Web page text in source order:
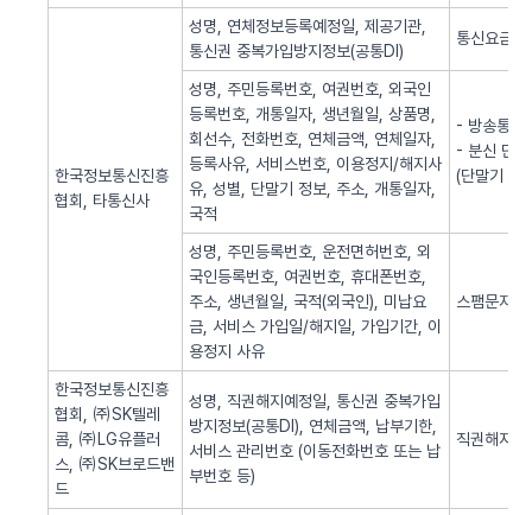
한국정보통신진흥
협회, 타통신사
성명, 연체정보등록예정일, 제공기관,
통신권 중복가입방지정보(공통DI)
통신요금
성명, 주민등록번호, 여권번호, 외국인
등록번호, 개통일자, 생년월일, 상품명,
회선수, 전화번호, 연체금액, 연체일자,
등록사유, 서비스번호, 이용정지/해지사
유, 성별, 단말기 정보, 주소, 개통일자,
국적
- 방송통신
- 분신 단
(단말기 분
성명, 주민등록번호, 운전면허번호, 외
국인등록번호, 여권번호, 휴대폰번호,
주소, 생년월일, 국적(외국인), 미납요
금, 서비스 가입일/해지일, 가입기간, 이
용정지 사유
스팸문자
한국정보통신진흥
협회, ㈜SK텔레
콤, ㈜LG유플러
스, ㈜SK브로드밴
드
성명, 직권해지예정일, 통신권 중복가입
방지정보(공통DI), 연체금액, 납부기한,
서비스 관리번호 (이동전화번호 또는 납
부번호 등)
직권해지